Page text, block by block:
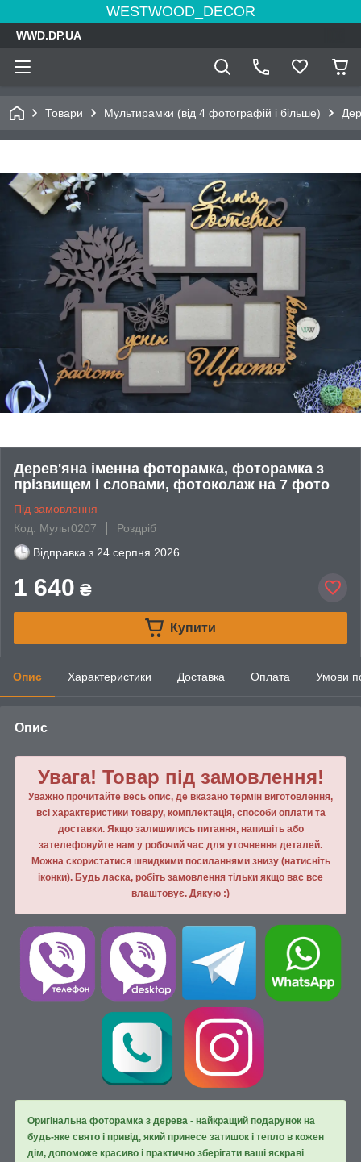
WESTWOOD_DECOR
WWD.DP.UA
Товари Мультирамки (від 4 фотографій і більше)
Дерев'яна іменна фоторамка, фоторамка з
прізвищем і словами, фотоколаж на 7 фото
Під замовлення
Код: Мульт0207
Роздріб
Відправка з 24 серпня 2026
1 640 ₴
Купити
Опис Характеристики Доставка Оплата Умови
Опис
Увага! Товар під замовлення!
Уважно прочитайте весь опис, де вказано термін виготовлення,
всі характеристики товару, комплектація, способи оплати та
доставки. Якщо залишились питання, напишiть або
зателефонуйте нам у робочий час для уточнення деталей.
Можна скористатися швидкими посиланнями знизу (натисніть
іконки). Будь ласка, робiть замовлення тiльки якщо вас все
влаштовує. Дякую :)
Оригінальна фоторамка з дерева - найкращий подарунок на
будь-яке свято і привід, який принесе затишок і тепло в кожен
дім, допоможе красиво і практично зберігати ваші яскраві